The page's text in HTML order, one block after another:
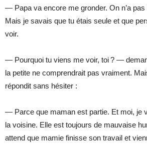
— Papa va encore me gronder. On n’a pas
Mais je savais que tu étais seule et que
voir.
— Pourquoi tu viens me voir, toi ? —
la petite ne comprendrait pas vraiment.
répondit sans hésiter :
— Parce que maman est partie. Et moi, je
la voisine. Elle est toujours de mauvaise
attend que mamie finisse son travail et